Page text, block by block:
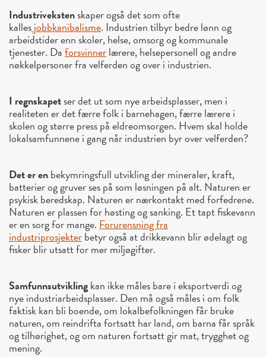
Industrivekstenskaper også det som ofte
kallesjobbkanibalisme. Industrien tilbyr bedre lønn og
arbeidstider enn skoler, helse, omsorg og kommunale
tjenester. Daforsvinnerlærere, helsepersonell og andre
nøkkelpersoner fra velferden og over i industrien.
I regnskapetser det ut som nye arbeidsplasser, men i
realiteten er det færre folk i barnehagen, færre lærere i
skolen og større press på eldreomsorgen. Hvem skal holde
lokalsamfunnene i gang når industrien byr over velferden?
Det er enbekymringsfull utvikling der mineraler, kraft,
batterier og gruver ses på som løsningen på alt. Naturen er
psykisk beredskap. Naturen er nærkontakt med forfedrene.
Naturen er plassen for høsting og sanking. Et tapt fiskevann
er en sorg for mange. Forurensning fra
industriprosjekterbetyr også at drikkevann blir ødelagt og
fisker blir utsatt for mer miljøgifter.
Samfunnsutviklingkan ikke måles bare i eksportverdi og
nye industriarbeidsplasser. Den må også måles i om folk
faktisk kan bli boende, om lokalbefolkningen får bruke
naturen, om reindrifta fortsatt har land, om barna får språk
og tilhørighet, og om naturen fortsatt gir mat, trygghet og
mening.